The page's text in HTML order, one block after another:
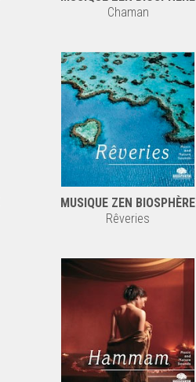
Chaman
MUSIQUE ZEN BIOSPHÈRE
Rêveries